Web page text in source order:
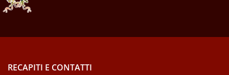
RECAPITI E CONTATTI